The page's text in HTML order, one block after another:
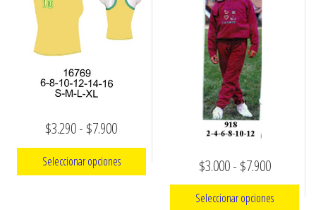
$3.290- $7.900Rango
de
precios:
Seleccionar opciones $3.000- $7.900Rango
de
Seleccionar opciones